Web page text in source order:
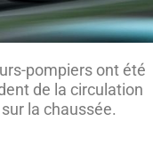
pompiers ont été
de la circulation
la chaussée.